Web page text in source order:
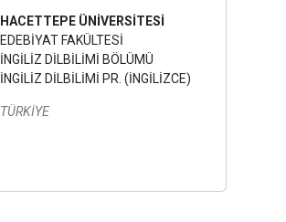
HACETTEPE ÜNİVERSİTESİ
EDEBİYAT FAKÜLTESİ
İNGİLİZ DİLBİLİMİ BÖLÜMÜ
İNGİLİZ DİLBİLİMİ PR. (İNGİLİZCE)
TÜRKİYE